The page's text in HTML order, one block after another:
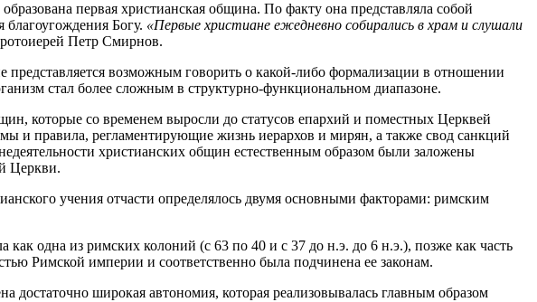
первая христианская община. По факту она представляла собой
благоугождения Богу. «Первые христиане ежедневно собирались в храм и слушали
Петр Смирнов.
возможным говорить о какой-либо формализации в отношении
стал более сложным в структурно-функциональном диапазоне.
которые со временем выросли до статусов епархий и поместных Церквей
и правила, регламентирующие жизнь иерархов и мирян, а также свод санкций
христианских общин естественным образом были заложены
Церкви.
учения отчасти определялось двумя основными факторами: римским
одна из римских колоний (с 63 по 40 и с 37 до н.э. до 6 н.э.), позже как часть
Римской империи и соответственно была подчинена ее законам.
широкая автономия, которая реализовывалась главным образом